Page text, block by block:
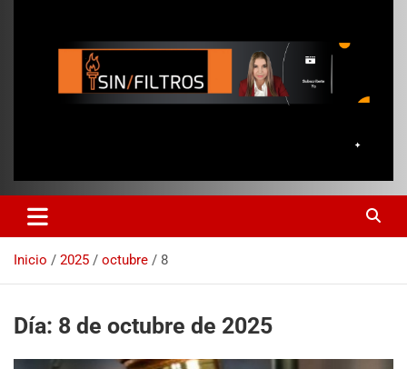
Inicio 2025 octubre 8
Día: 8 de octubre de 2025